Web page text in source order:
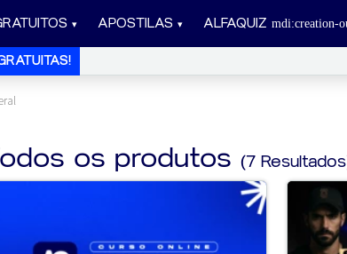
APOSTILAS ALFAQUIZ
os produtos (7